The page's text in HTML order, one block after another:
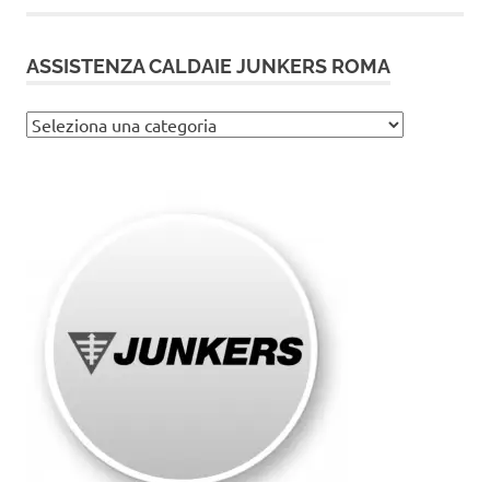
ASSISTENZA CALDAIE JUNKERS ROMA
Assistenza